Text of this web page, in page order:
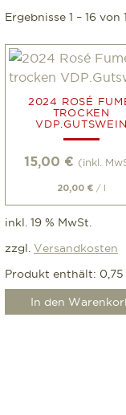
Ergebnisse 1 – 16
2024 ROSÉ
TROCKEN
VDP.GUTSWEIN
15,00 € (inkl.
20,00 € / l
inkl. 19 % MwSt.
zzgl. Versandkosten
Produkt enthält: 0,75
In den